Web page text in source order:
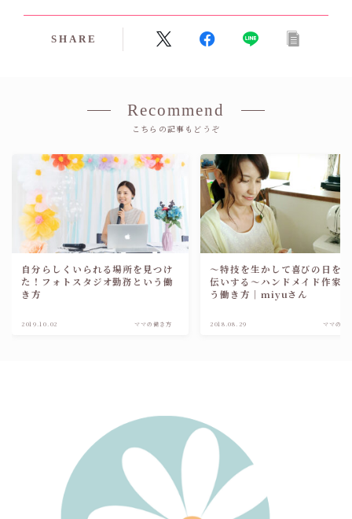
SHARE
Recommend
こちらの記事もどうぞ
自分らしくいられる場所を見つけ
た！フォトスタジオ勤務という働
き方
2019.10.02 ママの働き方
～特技を生かして喜びの日を
伝いする～ハンドメイド作家
う働き方｜miyuさん
2018.08.29 ママの働